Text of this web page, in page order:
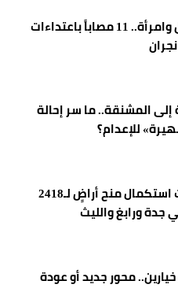
بينهم طفل وامرأة.. 11 مصاباً باعتداءات
المشنقة.. ما سر إحالة
للإعدام؟
بدء إجراءات استكمال منح أراضٍ لـ2418
جدة ورابغ والليث
محور جديد أو عودة